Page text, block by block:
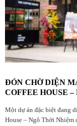
ĐÓN CHỜ DIỆN
COFFEE HOUSE
Một dự án đặc biệt đang
House – Ngô Thời Nhiệm